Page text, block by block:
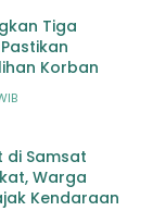
Tiga
Korban
di Samsat
Warga
Kendaraan